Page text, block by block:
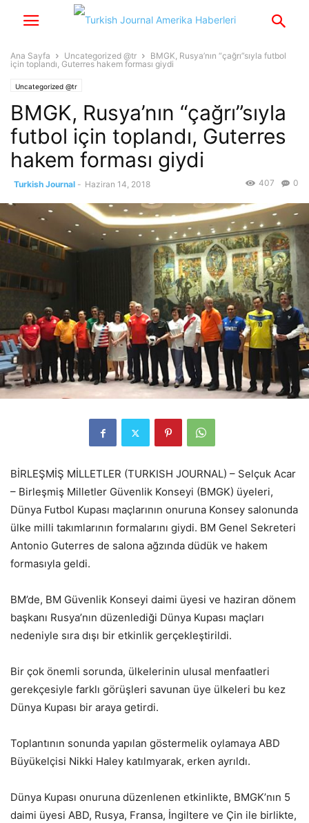
Ana Sayfa Uncategorized @tr
BMGK, Rusya’nın “çağrı”sıyla futbol
için toplandı, Guterres hakem forması giydi
Uncategorized @tr
BMGK, Rusya’nın “çağrı”sıyla
futbol için toplandı, Guterres
hakem forması giydi
Turkish Journal - Haziran 14, 2018 0
407
BİRLEŞMİŞ MİLLETLER (TURKISH JOURNAL) – Selçuk Acar
– Birleşmiş Milletler Güvenlik Konseyi (BMGK) üyeleri,
Dünya Futbol Kupası maçlarının onuruna Konsey salonunda
ülke milli takımlarının formalarını giydi. BM Genel Sekreteri
Antonio Guterres de salona ağzında düdük ve hakem
formasıyla geldi.
BM’de, BM Güvenlik Konseyi daimi üyesi ve haziran dönem
başkanı Rusya’nın düzenlediği Dünya Kupası maçları
nedeniyle sıra dışı bir etkinlik gerçekleştirildi.
Bir çok önemli sorunda, ülkelerinin ulusal menfaatleri
gerekçesiyle farklı görüşleri savunan üye ülkeleri bu kez
Dünya Kupası bir araya getirdi.
Toplantının sonunda yapılan göstermelik oylamaya ABD
Büyükelçisi Nikki Haley katılmyarak, erken ayrıldı.
Dünya Kupası onuruna düzenlenen etkinlikte, BMGK’nın 5
daimi üyesi ABD, Rusya, Fransa, İngiltere ve Çin ile birlikte,